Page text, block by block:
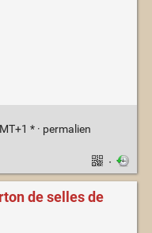
* · permalien
·
de selles de